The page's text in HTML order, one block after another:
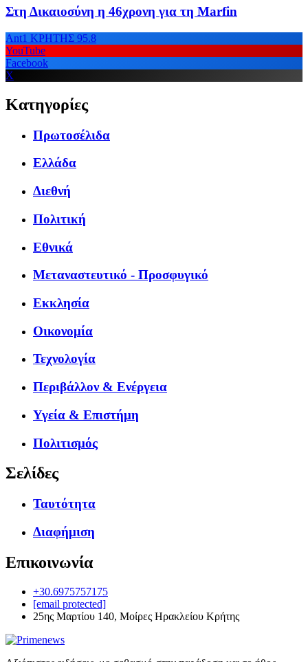
Στη Δικαιοσύνη η 46χρονη για τη Marfin
Ant1 ΚΡΗΤΗΣ 95.8
YouTube
Facebook
X
Κατηγορίες
Πρωτοσέλιδα
Ελλάδα
Διεθνή
Πολιτική
Εθνικά
Μεταναστευτικό - Προσφυγικό
Εκκλησία
Οικονομία
Τεχνολογία
Περιβάλλον & Ενέργεια
Υγεία & Επιστήμη
Πολιτισμός
Σελίδες
Ταυτότητα
Διαφήμιση
Επικοινωνία
+30.6975757175
[email protected]
25ης Μαρτίου 140, Μοίρες Ηρακλείου Κρήτης